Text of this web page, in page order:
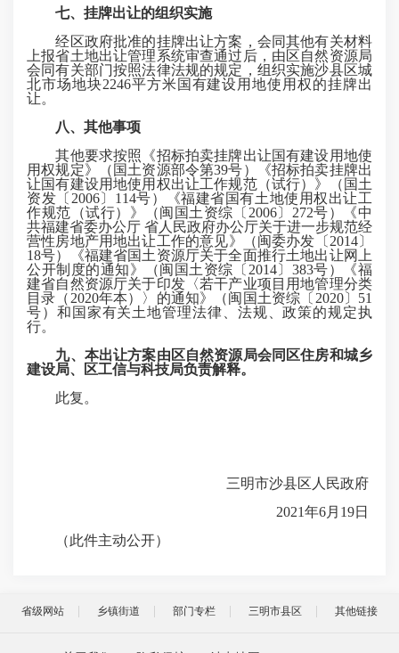
七、挂牌出让的组织实施
经区政府批准的挂牌出让方案，会同其他有关材料
上报省土地出让管理系统审查通过后，由区自然资源局
会同有关部门按照法律法规的规定，组织实施沙县区城
北市场地块2246平方米国有建设用地使用权的挂牌出
让。
八、其他事项
其他要求按照《招标拍卖挂牌出让国有建设用地使
用权规定》（国土资源部令第39号）《招标拍卖挂牌出
让国有建设用地使用权出让工作规范（试行）》（国土
资发〔2006〕114号）《福建省国有土地使用权出让工
作规范（试行）》（闽国土资综〔2006〕272号）《中
共福建省委办公厅 省人民政府办公厅关于进一步规范经
营性房地产用地出让工作的意见》（闽委办发〔2014〕
18号）《福建省国土资源厅关于全面推行土地出让网上
公开制度的通知》（闽国土资综〔2014〕383号）《福
建省自然资源厅关于印发〈若干产业项目用地管理分类
目录（2020年本）〉的通知》（闽国土资综〔2020〕51
号）和国家有关土地管理法律、法规、政策的规定执
行。
九、本出让方案由区自然资源局会同区住房和城乡
建设局、区工信与科技局负责解释。
此复。
三明市沙县区人民政府
2021年6月19日
（此件主动公开）
省级网站 乡镇街道 部门专栏 三明市县区 其他链接